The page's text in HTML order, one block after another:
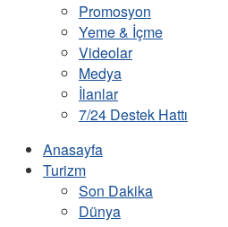
Promosyon
Yeme & İçme
Videolar
Medya
İlanlar
7/24 Destek Hattı
Anasayfa
Turizm
Son Dakika
Dünya